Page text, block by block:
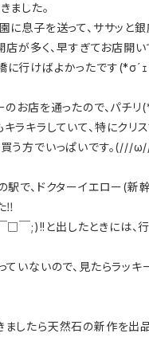
ました。
に息子を送って、ササッと
店が多く、早すぎてお店開
行けばよかったです(*σ´ｪ
のお店を通ったので、パチリ
ラキラしていて、特にクリ
買う方でいっぱいです。(///
駅で、ドクターイエロー(新
‼
□￣;)!!と出したときには、
いないので、見たらラッキ
したら天然石の新作を出